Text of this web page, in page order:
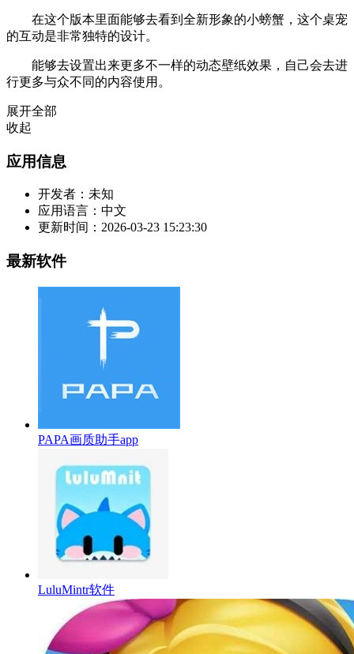
在这个版本里面能够去看到全新形象的小螃蟹，这个桌宠
的互动是非常独特的设计。
能够去设置出来更多不一样的动态壁纸效果，自己会去进
行更多与众不同的内容使用。
展开全部
收起
应用信息
开发者： 未知
应用语言： 中文
更新时间： 2026-03-23 15:23:30
最新软件
PAPA画质助手app
LuluMintr软件